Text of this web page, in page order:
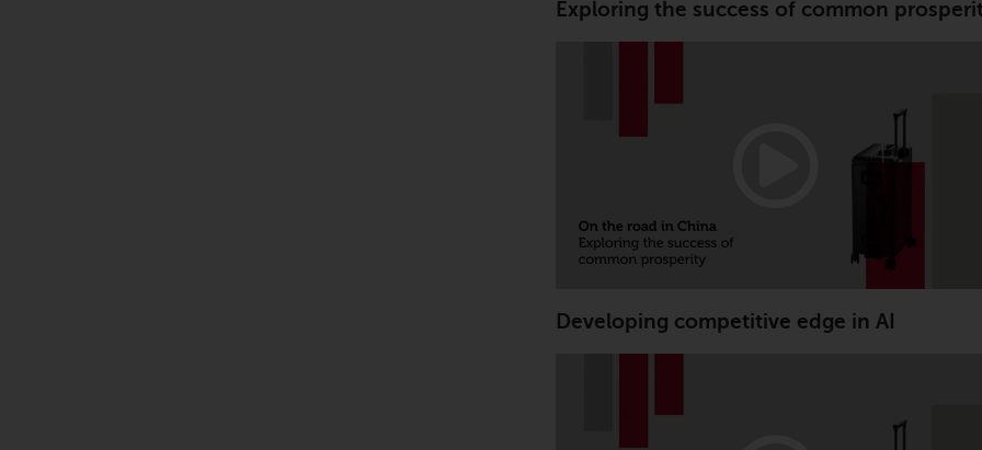
Exploring the success of common
Developing competitive edge in AI